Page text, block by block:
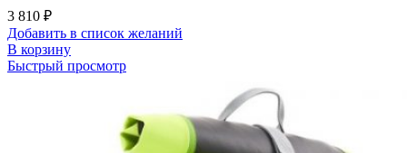
3 810 ₽
Добавить в список желаний
В корзину
Быстрый просмотр